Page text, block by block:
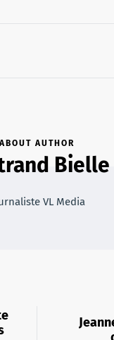
ABOUT AUTHOR
Bielle
VL Media